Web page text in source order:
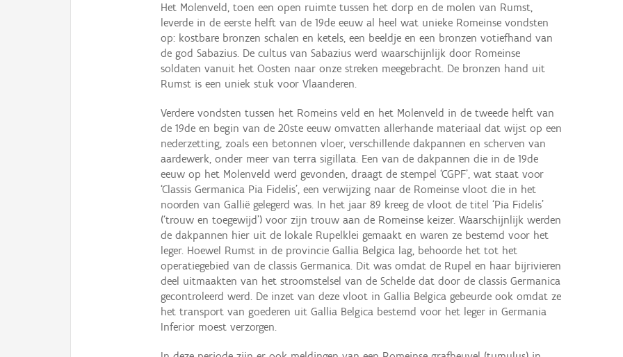
Het Molenveld, toen een open ruimte tussen het dorp en de molen van Rumst,
leverde in de eerste helft van de 19de eeuw al heel wat unieke Romeinse vondsten
op: kostbare bronzen schalen en ketels, een beeldje en een bronzen votiefhand van
de god Sabazius. De cultus van Sabazius werd waarschijnlijk door Romeinse
soldaten vanuit het Oosten naar onze streken meegebracht. De bronzen hand uit
Rumst is een uniek stuk voor Vlaanderen.
Verdere vondsten tussen het Romeins veld en het Molenveld in de tweede helft van
de 19de en begin van de 20ste eeuw omvatten allerhande materiaal dat wijst op een
nederzetting, zoals een betonnen vloer, verschillende dakpannen en scherven van
aardewerk, onder meer van terra sigillata. Een van de dakpannen die in de 19de
eeuw op het Molenveld werd gevonden, draagt de stempel ‘CGPF’, wat staat voor
‘Classis Germanica Pia Fidelis’, een verwijzing naar de Romeinse vloot die in het
noorden van Gallië gelegerd was. In het jaar 89 kreeg de vloot de titel ‘Pia Fidelis’
(‘trouw en toegewijd’) voor zijn trouw aan de Romeinse keizer. Waarschijnlijk werden
de dakpannen hier uit de lokale Rupelklei gemaakt en waren ze bestemd voor het
leger. Hoewel Rumst in de provincie Gallia Belgica lag, behoorde het tot het
operatiegebied van de classis Germanica. Dit was omdat de Rupel en haar bijrivieren
deel uitmaakten van het stroomstelsel van de Schelde dat door de classis Germanica
gecontroleerd werd. De inzet van deze vloot in Gallia Belgica gebeurde ook omdat ze
het transport van goederen uit Gallia Belgica bestemd voor het leger in Germania
Inferior moest verzorgen.